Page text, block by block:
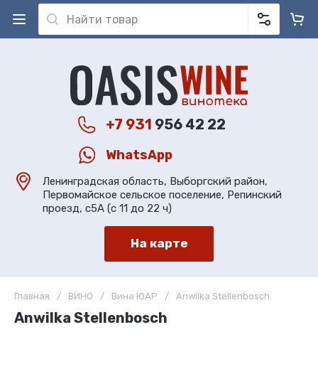
+7 931 956 42 22
WhatsApp
Ленинградская область, Выборгский район,
Первомайское сельское поселение, Репинский
проезд, с5А (с 11 до 22 ч)
На карте
Главная / ВИНО / Вина ЮАР / Anwilka Stellenbosch
Anwilka Stellenbosch